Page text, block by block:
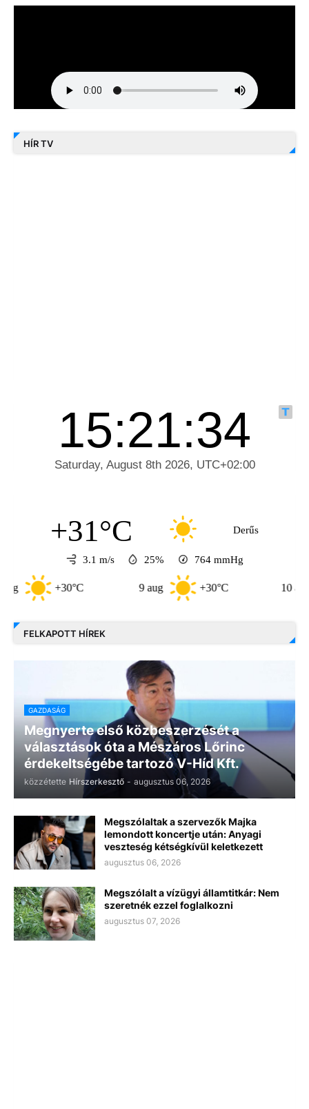
HÍR TV
+31°C Derűs
3.1 m/s 25% 764 mmHg
9 aug +30°C 10 aug
FELKAPOTT HÍREK
GAZDASÁG
Megnyerte első közbeszerzését a
választások óta a Mészáros Lőrinc
érdekeltségébe tartozó V-Híd Kft.
közzétette Hírszerkesztő - augusztus 06, 2026
Megszólaltak a szervezők Majka
lemondott koncertje után: Anyagi
veszteség kétségkívül keletkezett
augusztus 06, 2026
Megszólalt a vízügyi államtitkár: Nem
szeretnék ezzel foglalkozni
augusztus 07, 2026